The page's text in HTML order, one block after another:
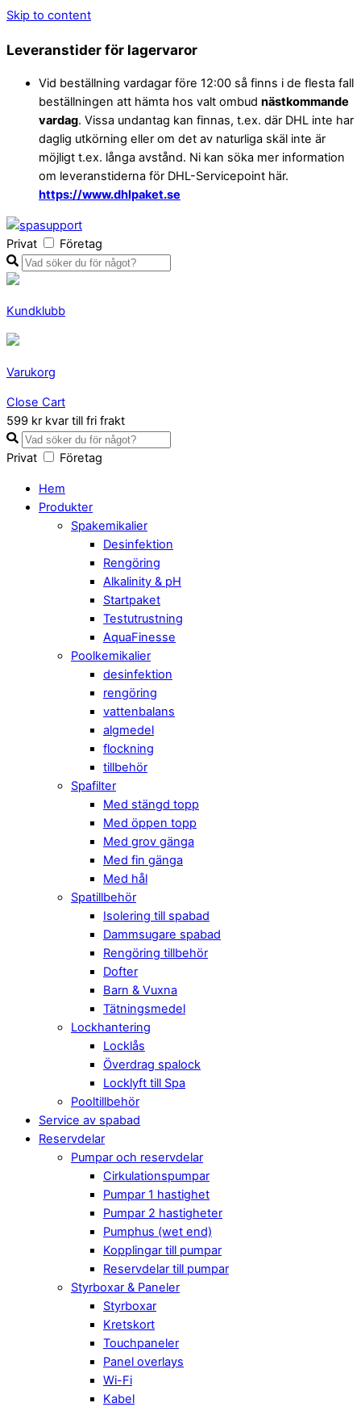
Skip to content
Leveranstider för lagervaror
Vid beställning vardagar före 12:00 så finns i de flesta fall
beställningen att hämta hos valt ombud nästkommande
vardag. Vissa undantag kan finnas, t.ex. där DHL inte har
daglig utkörning eller om det av naturliga skäl inte är
möjligt t.ex. långa avstånd. Ni kan söka mer information
om leveranstiderna för DHL-Servicepoint här.
https://www.dhlpaket.se
Privat Företag
Kundklubb
Varukorg
Close Cart
599 kr kvar till fri frakt
Privat Företag
Hem
Produkter
Spakemikalier
Desinfektion
Rengöring
Alkalinity & pH
Startpaket
Testutrustning
AquaFinesse
Poolkemikalier
desinfektion
rengöring
vattenbalans
algmedel
flockning
tillbehör
Spafilter
Med stängd topp
Med öppen topp
Med grov gänga
Med fin gänga
Med hål
Spatillbehör
Isolering till spabad
Dammsugare spabad
Rengöring tillbehör
Dofter
Barn & Vuxna
Tätningsmedel
Lockhantering
Locklås
Överdrag spalock
Locklyft till Spa
Pooltillbehör
Service av spabad
Reservdelar
Pumpar och reservdelar
Cirkulationspumpar
Pumpar 1 hastighet
Pumpar 2 hastigheter
Pumphus (wet end)
Kopplingar till pumpar
Reservdelar till pumpar
Styrboxar & Paneler
Styrboxar
Kretskort
Touchpaneler
Panel overlays
Wi-Fi
Kabel